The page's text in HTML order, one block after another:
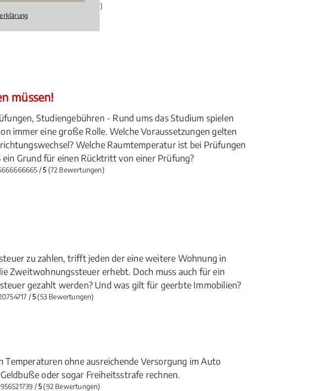
(137 Bewertungen)
müssen!
Studiengebühren - Rund ums das Studium spielen
immer eine große Rolle. Welche Voraussetzungen gelten
Welche Raumtemperatur ist bei Prüfungen
Grund für einen Rücktritt von einer Prüfung?
/5(72 Bewertungen)
zu zahlen, trifft jeden der eine weitere Wohnung in
Zweitwohnungssteuer erhebt. Doch muss auch für ein
gezahlt werden? Und was gilt für geerbte Immobilien?
/5(53 Bewertungen)
Temperaturen ohne ausreichende Versorgung im Auto
oder sogar Freiheitsstrafe rechnen.
/5(92 Bewertungen)